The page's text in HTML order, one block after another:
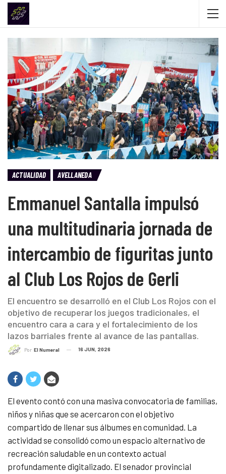
ACTUALIDAD AVELLANEDA
Emmanuel Santalla impulsó
una multitudinaria jornada de
intercambio de figuritas junto
al Club Los Rojos de Gerli
El encuentro se desarrolló en el Club Los Rojos con el
objetivo de recuperar los juegos tradicionales, el
encuentro cara a cara y el fortalecimiento de los
lazos barriales frente al avance de las pantallas.
Por El Numeral 16 JUN, 2026
El evento contó con una masiva convocatoria de familias,
niños y niñas que se acercaron con el objetivo
compartido de llenar sus álbumes en comunidad. La
actividad se consolidó como un espacio alternativo de
recreación saludable en un contexto actual
profundamente digitalizado. El senador provincial